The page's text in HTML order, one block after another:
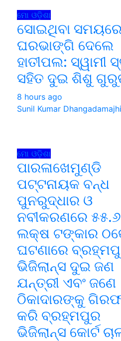
ମୋ ଓଡ଼ିଶା
ସୋଇଥିବା
ଘରଭାଙ୍ଗି ଦେଲେ
ହାତୀପଲ: ସ୍ୱାମୀ
ସହିତ ଦୁଇ ଶିଶୁ
8 hours ago
Sunil Kumar Dhangadamajhi
ମୋ ଓଡ଼ିଶା
ପାରଳାଖେମୁଣ୍ଡି
ପଟ୍ଟନାୟକ ବନ୍ଧ
ପୁନରୁଦ୍ଧାର ଓ
ନବୀକରଣରେ
ଲକ୍ଷ ଟଙ୍କାର
ଘଟଣାରେ
ଭିଜିଲାନ୍ସ ଦୁଇ ଜଣ
ଯନ୍ତ୍ରୀ ଏବଂ ଜଣେ
ଠିକାଦାରଙ୍କୁ
କରି ବ୍ରହ୍ମପୁର
ଭିଜିଲାନ୍ସ କୋର୍ଟ